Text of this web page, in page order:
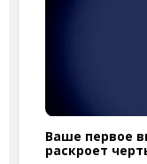
Ваше первое
раскроет